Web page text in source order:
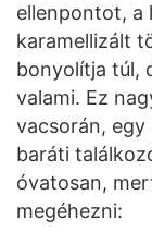
ellenpontot, a
karamellizált
bonyolítja túl,
valami. Ez
vacsorán, egy
baráti
óvatosan,
megéhezni: